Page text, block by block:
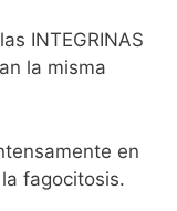
INTEGRINAS
la misma
en
fagocitosis.